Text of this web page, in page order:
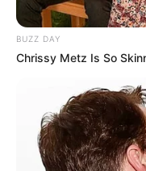
BUZZ DAY
Chrissy Metz Is So